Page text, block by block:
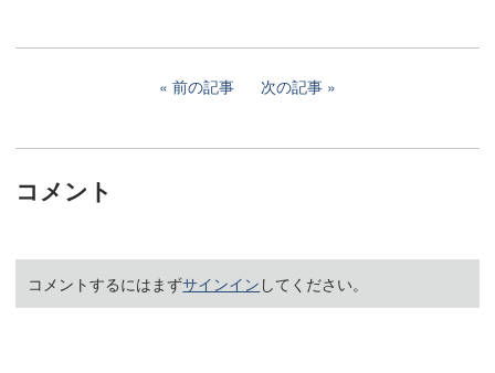
前の記事 次の記事
コメント
コメントするにはまずサインイン してください。